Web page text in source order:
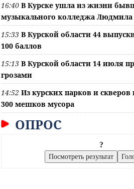
16:40 В Курске ушла из жизни
музыкального колледжа
15:33 В Курской области 44
100 баллов
15:13 В Курской области 14 июля
грозами
14:52 Из курских парков и
300 мешков мусора
ОПРОС
?